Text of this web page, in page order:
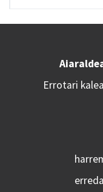
Errotari